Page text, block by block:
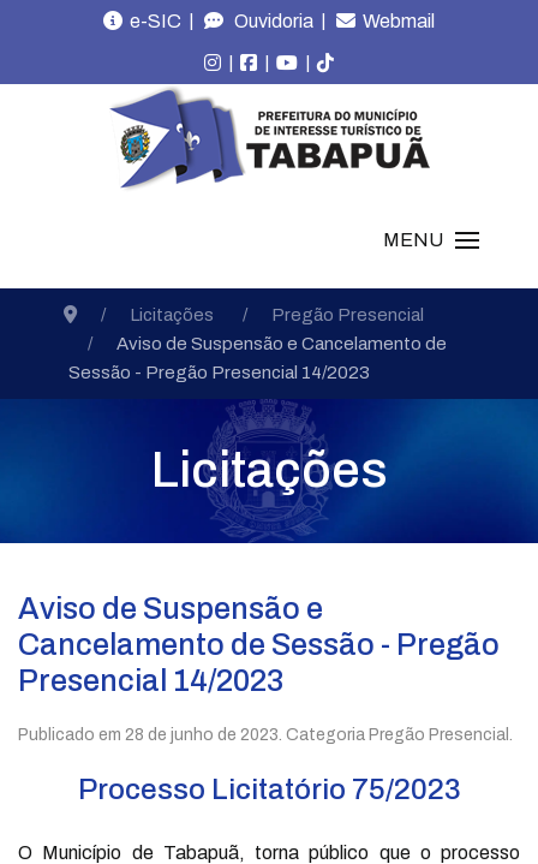
e-SIC | Ouvidoria | Webmail
| | |
MENU
Licitações
Pregão Presencial
Aviso de Suspensão e Cancelamento de
Sessão - Pregão Presencial 14/2023
Licitações
Aviso de Suspensão e
Cancelamento de Sessão - Pregão
Presencial 14/2023
Publicado em 28 de junho de 2023 . Categoria Pregão Presencial.
Processo Licitatório 75/2023
O Município de Tabapuã, torna público que o processo